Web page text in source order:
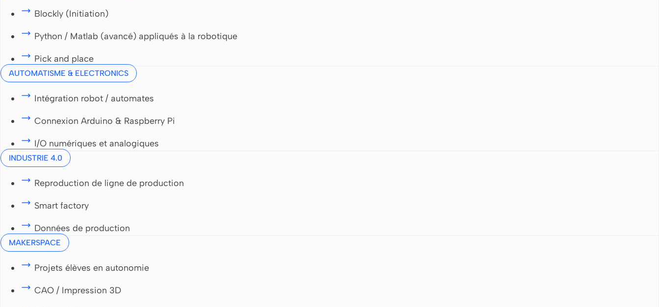
Blockly (Initiation)
Python / Matlab (avancé) appliqués à la robotique
Pick and place
AUTOMATISME & ELECTRONICS
Intégration robot / automates
Connexion Arduino & Raspberry Pi
I/O numériques et analogiques
INDUSTRIE 4.0
Reproduction de ligne de production
Smart factory
Données de production
MAKERSPACE
Projets élèves en autonomie
CAO / Impression 3D